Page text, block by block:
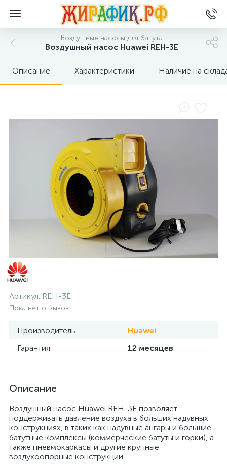
Воздушные насосы для батута
Воздушный насос Huawei REH-3E
Описание Характеристики Наличие на
Артикул: REH-3E
Пока нет отзывов
Производитель
Huawei
Гарантия
12 месяцев
Описание
Воздушный насос Huawei REH-3E позволяет
поддерживать давление воздуха в больших надувных
конструкциях, в таких как надувные ангары и большие
батутные комплексы (коммерческие батуты и горки), а
также пневмокаркасы и другие крупные
воздухоопорные конструкции.